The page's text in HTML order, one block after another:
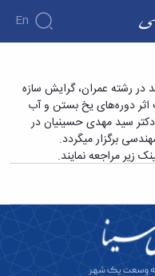
En
ارشد در
قابلیت اطمینان
یخ بستن و آب
فنی و
در رشته عمران، گرایش سازه
اثر دوره‌های یخ بستن و آب
سید مهدی حسینیان در
در آمفی تاتر مهندسی برگزار میگردد.
زیر مراجعه نمایند.